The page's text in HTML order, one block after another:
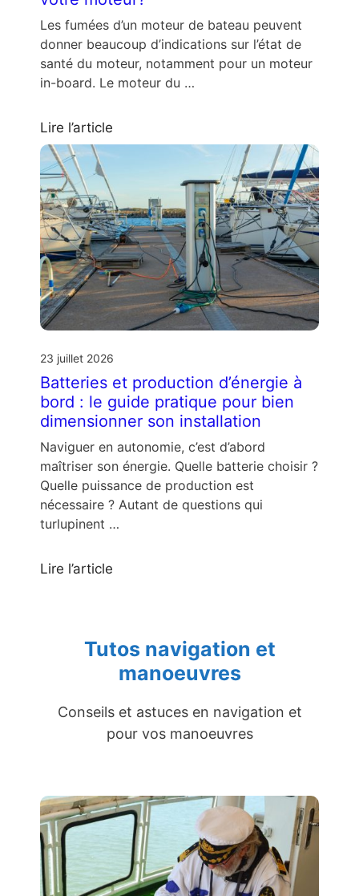
Les fumées d’un moteur de bateau peuvent
donner beaucoup d’indications sur l’état de
santé du moteur, notamment pour un moteur
in-board. Le moteur du …
Lire l’article
23 juillet 2026
Batteries et production d’énergie à
bord : le guide pratique pour bien
dimensionner son installation
Naviguer en autonomie, c’est d’abord
maîtriser son énergie. Quelle batterie choisir ?
Quelle puissance de production est
nécessaire ? Autant de questions qui
turlupinent …
Lire l’article
Tutos navigation et
manoeuvres
Conseils et astuces en navigation et
pour vos manoeuvres